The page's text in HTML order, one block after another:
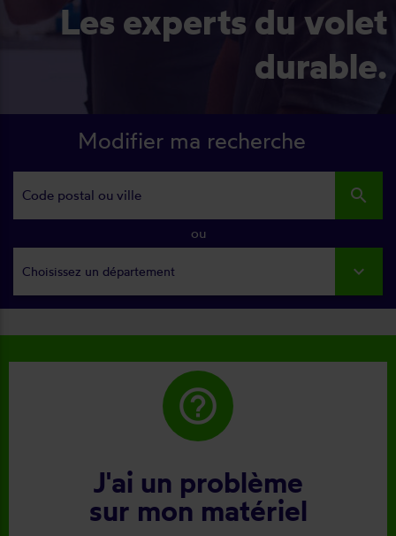
Les experts du volet
durable.
Modifier ma recherche
search
ou
Choisissez un département
help_outline
J'ai un problème
sur mon matériel